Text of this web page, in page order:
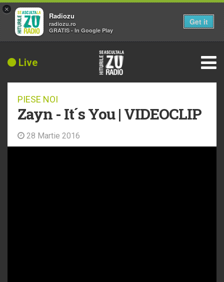
Live
PIESE NOI
Zayn - It´s You | VIDEOCLIP
28 Martie 2016
×
Radiozu
radiozu.ro
GRATIS - In Google Play
Get it